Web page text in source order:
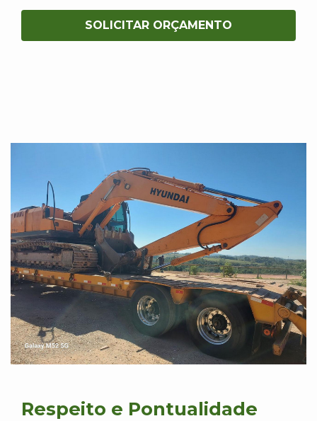
SOLICITAR ORÇAMENTO
Respeito e Pontualidade